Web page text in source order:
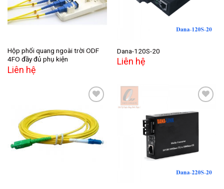
Hộp phối quang ngoài trời ODF
4FO đầy đủ phụ kiện
Liên hệ
Dana-120S-20
Liên hệ
Add to
wishlist